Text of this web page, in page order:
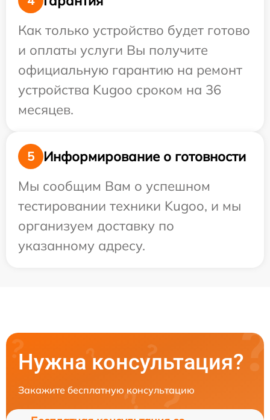
Как только устройство будет готово
и оплаты услуги Вы получите
официальную гарантию на ремонт
устройства Kugoo сроком на 36
месяцев.
5
Информирование о готовности
Мы сообщим Вам о успешном
тестировании техники Kugoo, и мы
организуем доставку по
указанному адресу.
Нужна консультация?
Закажите бесплатную консультацию